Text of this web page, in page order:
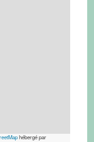
hébergé par